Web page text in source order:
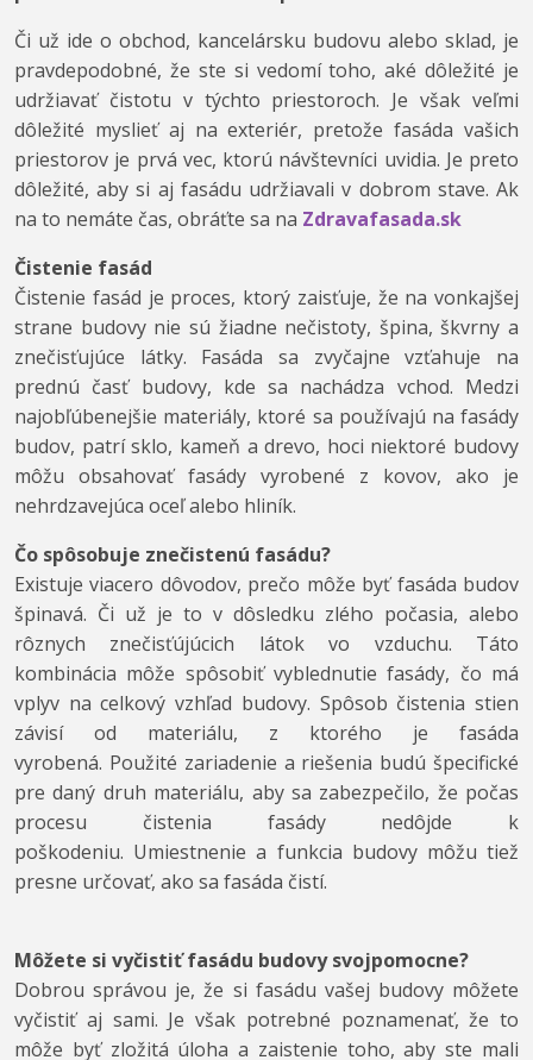
Či už ide o obchod, kancelársku budovu alebo sklad, je
pravdepodobné, že ste si vedomí toho, aké dôležité je
udržiavať čistotu v týchto priestoroch. Je však veľmi
dôležité myslieť aj na exteriér, pretože fasáda vašich
priestorov je prvá vec, ktorú návštevníci uvidia. Je preto
dôležité, aby si aj fasádu udržiavali v dobrom stave. Ak
na to nemáte čas, obráťte sa na Zdravafasada.sk
Čistenie fasád
Čistenie fasád je proces, ktorý zaisťuje, že na vonkajšej
strane budovy nie sú žiadne nečistoty, špina, škvrny a
znečisťujúce látky. Fasáda sa zvyčajne vzťahuje na
prednú časť budovy, kde sa nachádza vchod. Medzi
najobľúbenejšie materiály, ktoré sa používajú na fasády
budov, patrí sklo, kameň a drevo, hoci niektoré budovy
môžu obsahovať fasády vyrobené z kovov, ako je
nehrdzavejúca oceľ alebo hliník.
Čo spôsobuje znečistenú fasádu?
Existuje viacero dôvodov, prečo môže byť fasáda budov
špinavá. Či už je to v dôsledku zlého počasia, alebo
rôznych znečisťújúcich látok vo vzduchu. Táto
kombinácia môže spôsobiť vyblednutie fasády, čo má
vplyv na celkový vzhľad budovy. Spôsob čistenia stien
závisí od materiálu, z ktorého je fasáda
vyrobená. Použité zariadenie a riešenia budú špecifické
pre daný druh materiálu, aby sa zabezpečilo, že počas
procesu čistenia fasády nedôjde k
poškodeniu. Umiestnenie a funkcia budovy môžu tiež
presne určovať, ako sa fasáda čistí.
Môžete si vyčistiť fasádu budovy svojpomocne?
Dobrou správou je, že si fasádu vašej budovy môžete
vyčistiť aj sami. Je však potrebné poznamenať, že to
môže byť zložitá úloha a zaistenie toho, aby ste mali